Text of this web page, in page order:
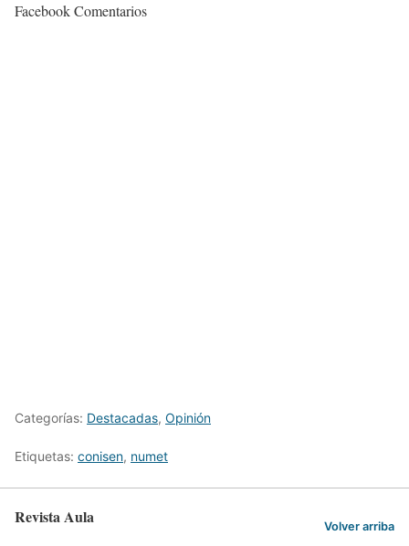
Facebook Comentarios
Categorías: Destacadas, Opinión
Etiquetas: conisen, numet
Revista Aula Volver arriba